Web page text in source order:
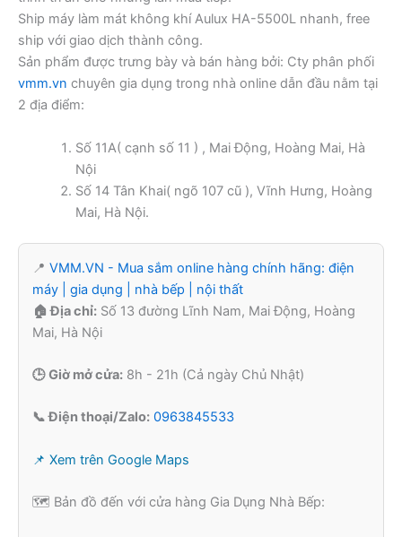
Ship máy làm mát không khí Aulux HA-5500L nhanh, free
ship với giao dịch thành công.
Sản phẩm được trưng bày và bán hàng bởi: Cty phân phối
vmm.vn chuyên gia dụng trong nhà online dẫn đầu nằm tại
2 địa điểm:
Số 11A( cạnh số 11 ) , Mai Động, Hoàng Mai, Hà
Nội
Số 14 Tân Khai( ngõ 107 cũ ), Vĩnh Hưng, Hoàng
Mai, Hà Nội.
📍 VMM.VN - Mua sắm online hàng chính hãng: điện
máy | gia dụng | nhà bếp | nội thất
🏠 Địa chỉ: Số 13 đường Lĩnh Nam, Mai Động, Hoàng
Mai, Hà Nội
🕒 Giờ mở cửa: 8h - 21h (Cả ngày Chủ Nhật)
📞 Điện thoại/Zalo: 0963845533
📌 Xem trên Google Maps
🗺️ Bản đồ đến với cửa hàng Gia Dụng Nhà Bếp: